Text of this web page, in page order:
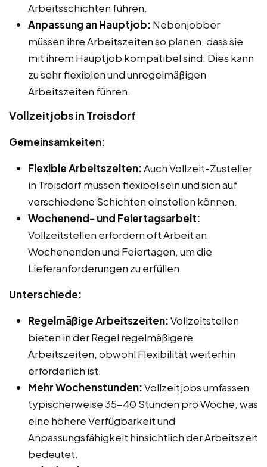
Arbeitsschichten führen.
Anpassung an Hauptjob: Nebenjobber
müssen ihre Arbeitszeiten so planen, dass sie
mit ihrem Hauptjob kompatibel sind. Dies kann
zu sehr flexiblen und unregelmäßigen
Arbeitszeiten führen.
Vollzeitjobs in Troisdorf
Gemeinsamkeiten:
Flexible Arbeitszeiten:Auch Vollzeit-Zusteller
in Troisdorf müssen flexibel sein und sich auf
verschiedene Schichten einstellen können.
Wochenend- und Feiertagsarbeit:
Vollzeitstellen erfordern oft Arbeit an
Wochenenden und Feiertagen, um die
Lieferanforderungen zu erfüllen.
Unterschiede:
Regelmäßige Arbeitszeiten:Vollzeitstellen
bieten in der Regel regelmäßigere
Arbeitszeiten, obwohl Flexibilität weiterhin
erforderlich ist.
Mehr Wochenstunden:Vollzeitjobs umfassen
typischerweise 35-40 Stunden pro Woche, was
eine höhere Verfügbarkeit und
Anpassungsfähigkeit hinsichtlich der Arbeitszeit
bedeutet.